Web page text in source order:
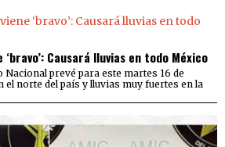
‘bravo’: Causará lluvias en todo México
prevé para este martes 16 de
el norte del país y lluvias muy fuertes en la